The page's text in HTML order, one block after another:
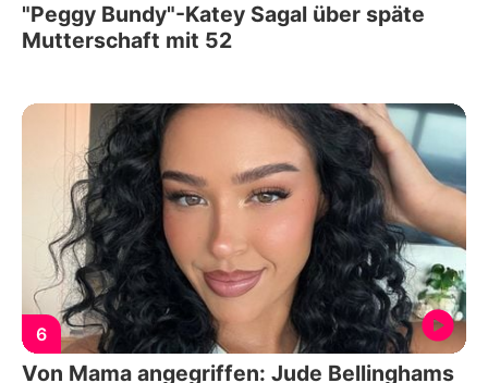
"Peggy Bundy"-Katey Sagal über späte
Mutterschaft mit 52
6
Von Mama angegriffen: Jude Bellinghams